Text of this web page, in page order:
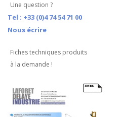
Une question ?
Tel : +33 (0)4 74 54 71 00
Nous écrire
Fiches techniques produits
à la demande !